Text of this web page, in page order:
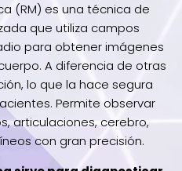
(RM) es una técnica de
que utiliza campos
para obtener imágenes
A diferencia de otras
lo que la hace segura
Permite observar
articulaciones, cerebro,
con gran precisión.